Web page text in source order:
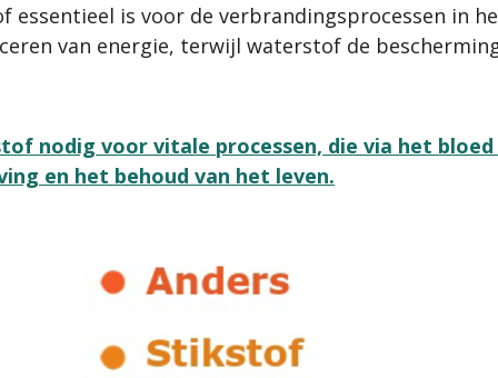
essentieel is voor de verbrandingsprocessen in
van energie, terwijl waterstof de
nodig voor vitale processen, die via het
en het behoud van het leven.